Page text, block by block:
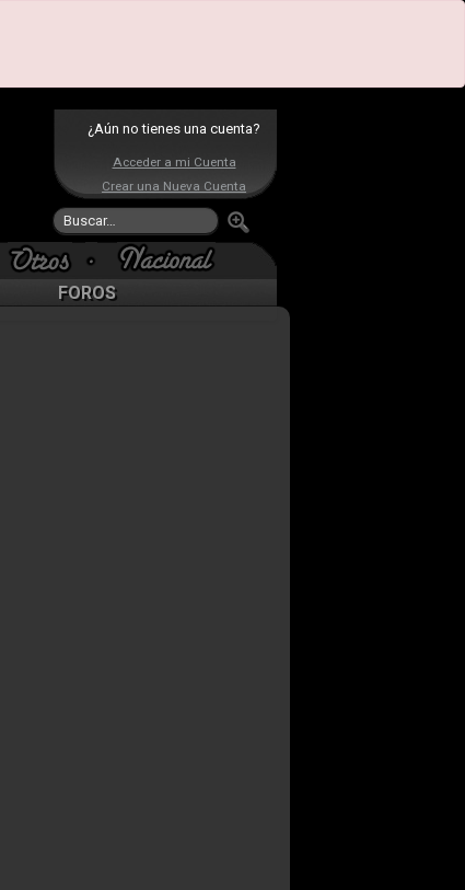
¿Aún no tienes una cuenta?
Acceder a mi Cuenta
Crear una Nueva Cuenta
FOROS